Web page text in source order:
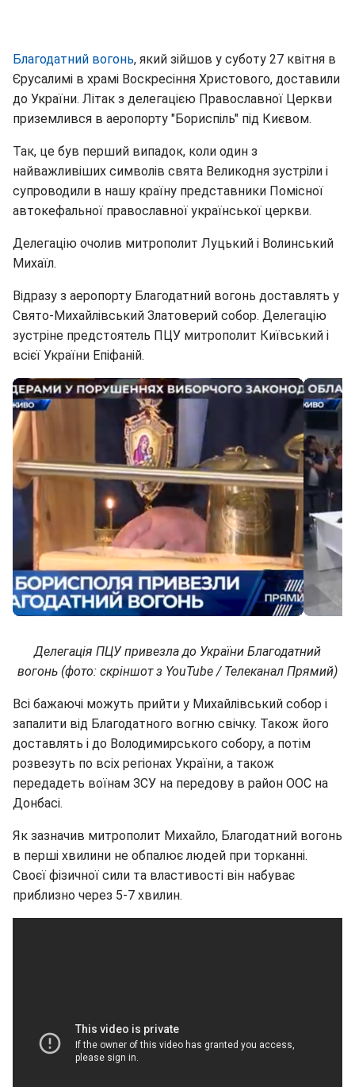
Благодатний вогонь, який зійшов у суботу 27 квітня в
Єрусалимі в храмі Воскресіння Христового, доставили
до України. Літак з делегацією Православної Церкви
приземлився в аеропорту "Бориспіль" під Києвом.
Так, це був перший випадок, коли один з
найважливіших символів свята Великодня зустріли і
супроводили в нашу країну представники Помісної
автокефальної православної української церкви.
Делегацію очолив митрополит Луцький і Волинський
Михаїл.
Відразу з аеропорту Благодатний вогонь доставлять у
Свято-Михайлівський Златоверий собор. Делегацію
зустріне предстоятель ПЦУ митрополит Київський і
всієї України Епіфаній.
Делегація ПЦУ привезла до України Благодатний
вогонь (фото: скріншот з YouTube / Телеканал Прямий)
Всі бажаючі можуть прийти у Михайлівський собор і
запалити від Благодатного вогню свічку. Також його
доставлять і до Володимирського собору, а потім
розвезуть по всіх регіонах України, а також
передадеть воїнам ЗСУ на передову в район ООС на
Донбасі.
Як зазначив митрополит Михайло, Благодатний вогонь
в перші хвилини не обпалює людей при торканні.
Своєї фізичної сили та властивості він набуває
приблизно через 5-7 хвилин.